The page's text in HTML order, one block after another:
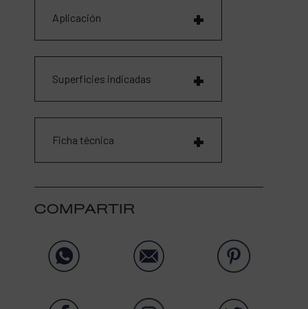
Aplicación
Superficies indicadas
Ficha técnica
COMPARTIR